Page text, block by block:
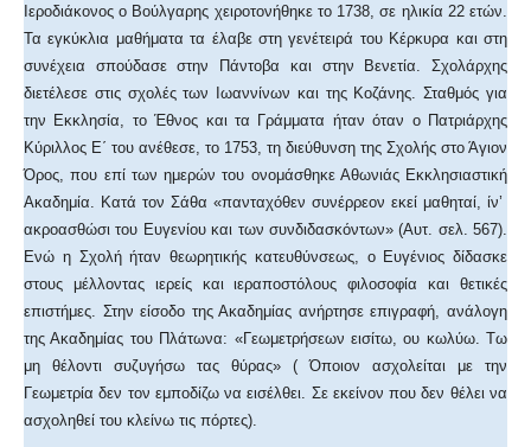
Ιεροδιάκονος ο Βούλγαρης χειροτονήθηκε το 1738, σε ηλικία 22 ετών.
Τα εγκύκλια μαθήματα τα έλαβε στη γενέτειρά του Κέρκυρα και στη
συνέχεια σπούδασε στην Πάντοβα και στην Βενετία. Σχολάρχης
διετέλεσε στις σχολές των Ιωαννίνων και της Κοζάνης. Σταθμός για
την Εκκλησία, το Έθνος και τα Γράμματα ήταν όταν ο Πατριάρχης
Κύριλλος Ε΄ του ανέθεσε, το 1753, τη διεύθυνση της Σχολής στο Άγιον
Όρος, που επί των ημερών του ονομάσθηκε Αθωνιάς Εκκλησιαστική
Ακαδημία. Κατά τον Σάθα «πανταχόθεν συνέρρεον εκεί μαθηταί, ίν’
ακροασθώσι του Ευγενίου και των συνδιδασκόντων» (Αυτ. σελ. 567).
Ενώ η Σχολή ήταν θεωρητικής κατευθύνσεως, ο Ευγένιος δίδασκε
στους μέλλοντας ιερείς και ιεραποστόλους φιλοσοφία και θετικές
επιστήμες. Στην είσοδο της Ακαδημίας ανήρτησε επιγραφή, ανάλογη
της Ακαδημίας του Πλάτωνα: «Γεωμετρήσεων εισίτω, ου κωλύω. Τω
μη θέλοντι συζυγήσω τας θύρας» ( Όποιον ασχολείται με την
Γεωμετρία δεν τον εμποδίζω να εισέλθει. Σε εκείνον που δεν θέλει να
ασχοληθεί του κλείνω τις πόρτες).